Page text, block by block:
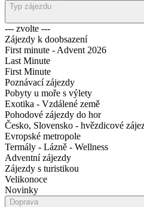
Typ zájezdu
--- zvolte ---
Zájezdy k doobsazení
First minute - Advent 2026
Last Minute
First Minute
Poznávací zájezdy
Pobyty u moře s výlety
Exotika - Vzdálené země
Pohodové zájezdy do hor
Česko, Slovensko - hvězdicové
Evropské metropole
Termály - Lázně - Wellness
Adventní zájezdy
Zájezdy s turistikou
Velikonoce
Novinky
Doprava